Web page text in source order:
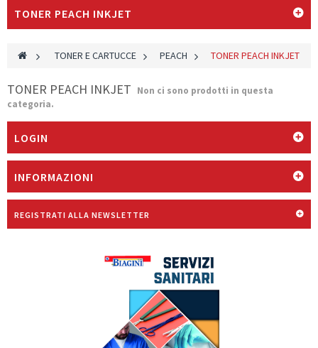
TONER PEACH INKJET
> TONER E CARTUCCE > PEACH > TONER PEACH INKJET
TONER PEACH INKJET Non ci sono prodotti in questa
categoria.
LOGIN
INFORMAZIONI
REGISTRATI ALLA NEWSLETTER